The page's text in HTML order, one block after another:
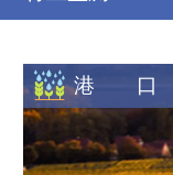
港 口